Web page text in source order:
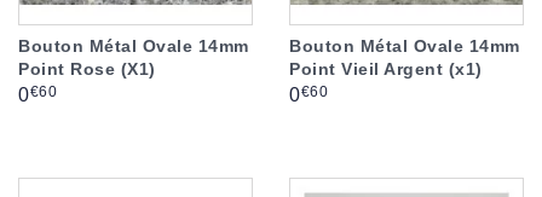
Bouton Métal Ovale 14mm
Point Rose (X1)
Prix
0€60
Bouton Métal Ovale 14mm
Point Vieil Argent (x1)
Prix
0€60